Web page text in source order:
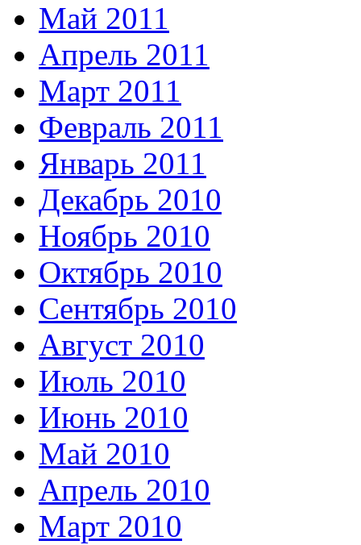
Май 2011
Апрель 2011
Март 2011
Февраль 2011
Январь 2011
Декабрь 2010
Ноябрь 2010
Октябрь 2010
Сентябрь 2010
Август 2010
Июль 2010
Июнь 2010
Май 2010
Апрель 2010
Март 2010